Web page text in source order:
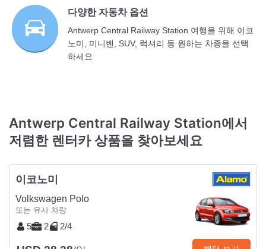
다양한 자동차 옵션
Antwerp Central Railway Station 여행을 위해 이코
노미, 미니밴, SUV, 럭셔리 등 원하는 차종을 선택
하세요
Antwerp Central Railway Station에서
저렴한 렌터카 상품을 찾아보세요
이코노미
Volkswagen Polo
또는 유사 차량
5 2 2/4